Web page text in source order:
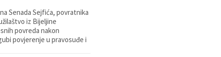
Senada Sejfića, povratnika
iz Bijeljine
povreda nakon
povjerenje u pravosuđe i